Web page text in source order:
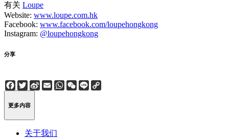
有关 Loupe
Website: www.loupe.com.hk
Facebook: www.facebook.com/loupehongkong
Instagram: @loupehongkong
分享
Facebook
Twitter
Sina
Weibo
EmailWhatsApp
WeChat
Line
更多内容
关于我们